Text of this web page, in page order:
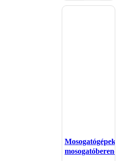
Mosogatógépek,
mosogatóberendezések